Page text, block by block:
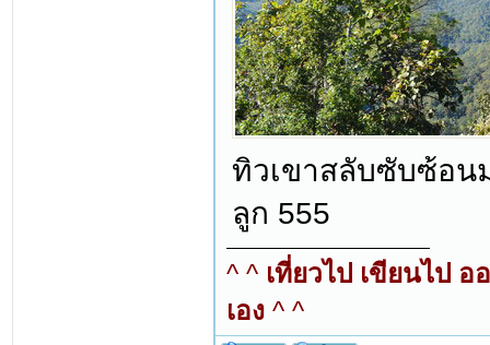
ทิวเขาสลับซับซ้อน
ลูก 555
^ ^ เที่ยวไป เขียนไป
เอง ^ ^